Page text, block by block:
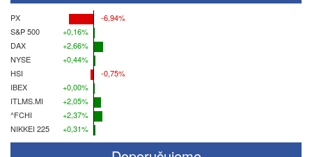
PX
S&P 500
DAX
NYSE
HSI
IBEX
ITLMS.MI
^FCHI
NIKKEI 225
-6,94%
+0,16%
+2,66%
+0,44%
-0,75%
+0,00%
+2,05%
+2,37%
+0,31%